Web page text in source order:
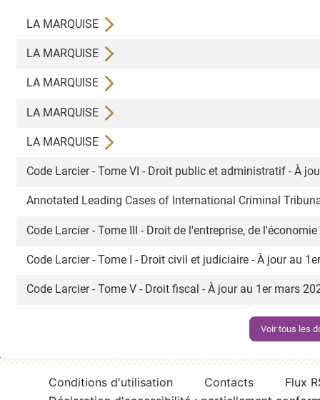
LA MARQUISE
LA MARQUISE
LA MARQUISE
LA MARQUISE
LA MARQUISE
Code Larcier - Tome VI - Droit public et administratif - À
Annotated Leading Cases of International Criminal
Code Larcier - Tome III - Droit de l'entreprise, de
Code Larcier - Tome I - Droit civil et judiciaire - À jour au
Code Larcier - Tome V - Droit fiscal - À jour au 1er mars
Voir tous les
Conditions d'utilisation Contacts
Flux